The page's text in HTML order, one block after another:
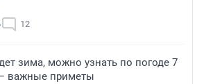
12
зима, можно узнать по погоде 7
— важные приметы